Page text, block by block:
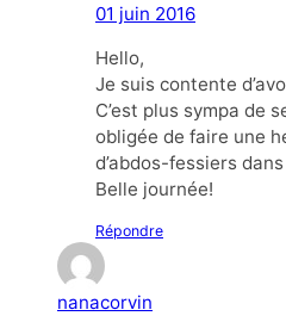
01 juin 2016
Hello,
Je suis contente
C’est plus sympa de
obligée de faire une
d’abdos-fessiers
Belle journée!
Répondre
nanacorvin